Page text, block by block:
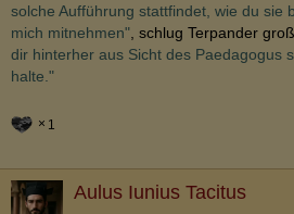
solche Aufführung stattfindet, wie du sie
mich mitnehmen" , schlug Terpander
dir hinterher aus Sicht des Paedagogus
halte."
1
Aulus Iunius Tacitus